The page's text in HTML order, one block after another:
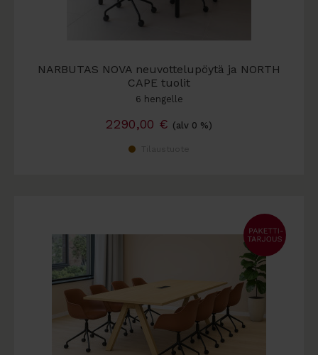
NARBUTAS NOVA neuvottelupöytä ja NORTH
CAPE tuolit
6 hengelle
2290,00 € (alv 0 %)